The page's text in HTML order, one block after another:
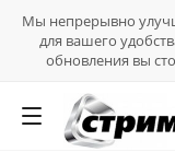
Мы непрерывно
для вашего
обновления вы